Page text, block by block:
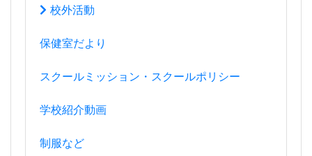
校外活動
保健室だより
スクールミッション・スクールポリシー
学校紹介動画
制服など